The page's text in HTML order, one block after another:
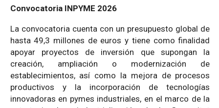
Convocatoria INPYME 2026
La convocatoria cuenta con un presupuesto global de
hasta 49,3 millones de euros y tiene como finalidad
apoyar proyectos de inversión que supongan la
creación, ampliación o modernización de
establecimientos, así como la mejora de procesos
productivos y la incorporación de tecnologías
innovadoras en pymes industriales, en el marco de la